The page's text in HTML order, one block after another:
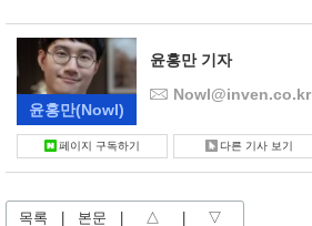
윤홍만(Nowl)
윤홍만 기자
Nowl@inven.co.kr
페이지 구독하기 다른 기사 보기
목록 본문 △ ▽